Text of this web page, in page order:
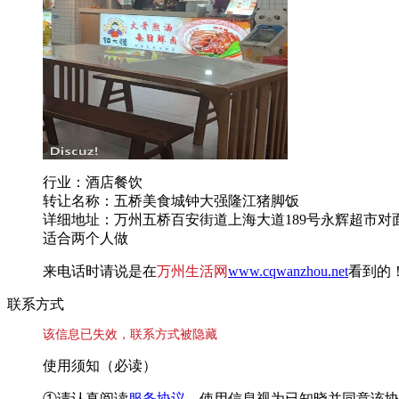
行业：酒店餐饮
转让名称：五桥美食城钟大强隆江猪脚饭
详细地址：万州五桥百安街道上海大道189号永辉超市对
适合两个人做
来电话时请说是在万州生活网www.cqwanzhou.net看到的！
联系方式
该信息已失效，联系方式被隐藏
使用须知（必读）